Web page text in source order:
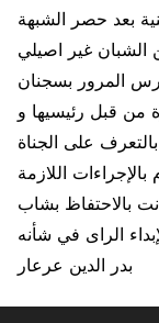
بعد حصر الشبهة
غير اصيلي
المرور بسجنان
من قبل رئيسيها و
بالتعرف على الجناة
اللازمة
بالاحتفاظ بشاب
الراى في شأنه
بدر الدين عرعار